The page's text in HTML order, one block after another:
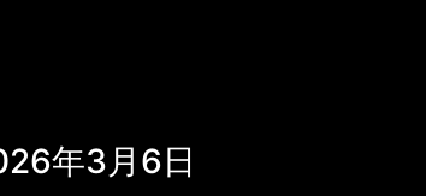
年3月6日